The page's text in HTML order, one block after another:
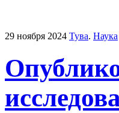
29 ноября 2024 Тува. Наука